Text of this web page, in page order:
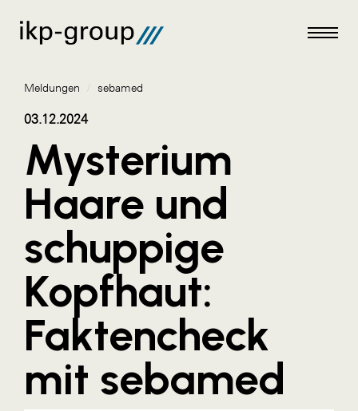
Meldungen
AKTUELLES
ACO
ALEX Krems
Amazon Web Services
Artweger
AustroCel Hallein
Blaguss
Meldungen / sebamed
03.12.2024
Mysterium
Haare und
schuppige
Kopfhaut:
Faktencheck
mit sebamed